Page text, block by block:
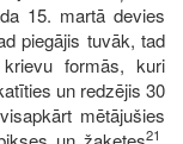
15. martā devies
piegājis tuvāk, tad
formās, kuri
un redzējis 30
mētājušies
21